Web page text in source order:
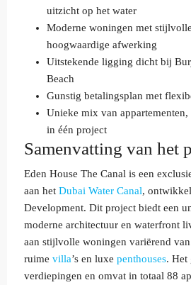
uitzicht op het water
Moderne woningen met
hoogwaardige afwerking
Uitstekende ligging dicht bij
Beach
Gunstig betalingsplan met
Unieke mix van appartementen,
in één project
Samenvatting van het
Eden House The Canal is een
aan het Dubai Water Canal,
Development. Dit project biedt een
moderne architectuur en waterfront
aan stijlvolle woningen variërend
ruime villa’s en luxe penthouses. Het
verdiepingen en omvat in totaal 88